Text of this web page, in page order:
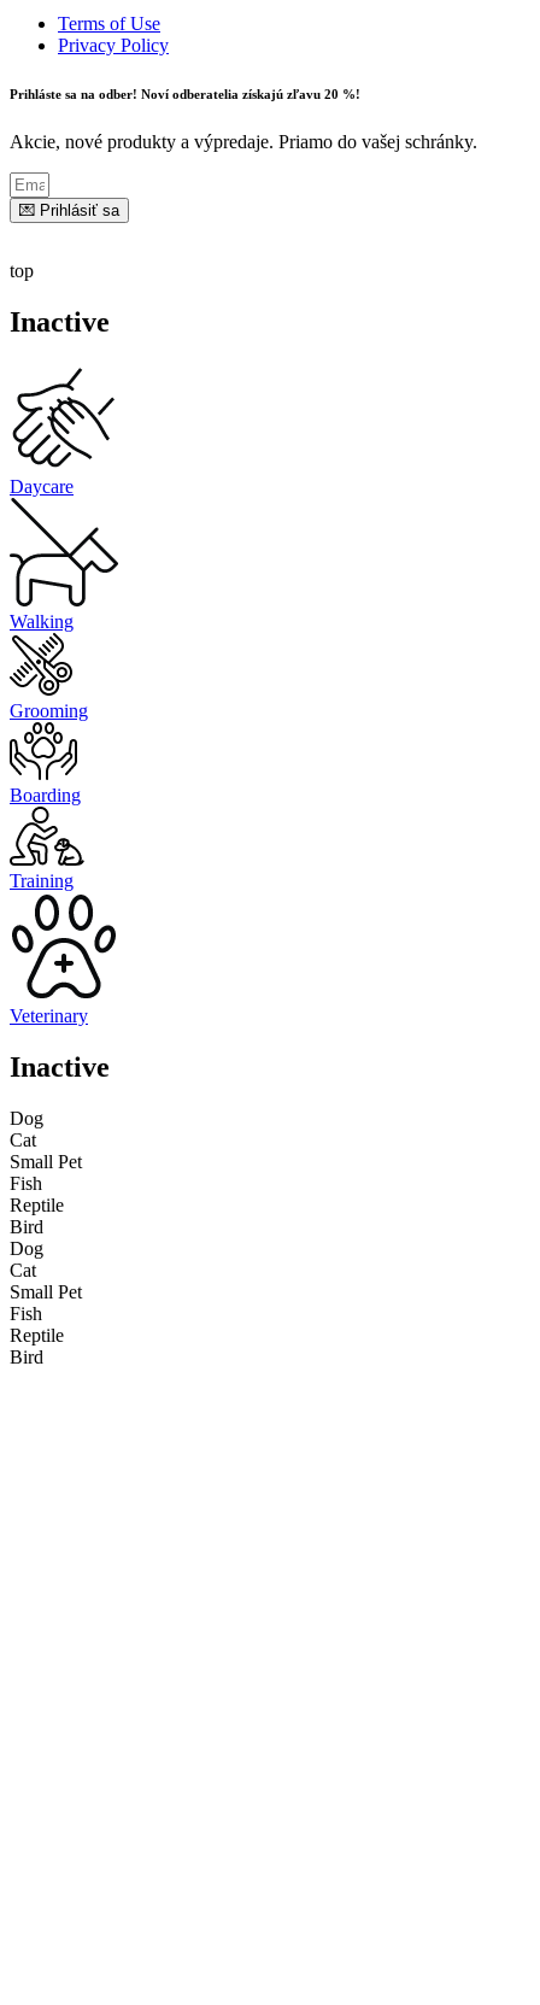
Terms of Use
Privacy Policy
Prihláste sa na odber! Noví odberatelia získajú zľavu 20 %!
Akcie, nové produkty a výpredaje. Priamo do vašej schránky.
💌 Prihlásiť sa
top
Inactive
Daycare
Walking
Grooming
Boarding
Training
Veterinary
Inactive
Dog
Cat
Small Pet
Fish
Reptile
Bird
Dog
Cat
Small Pet
Fish
Reptile
Bird